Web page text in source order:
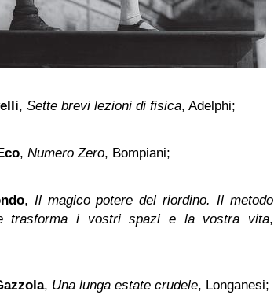
, Sette brevi lezioni di fisica, Adelphi;
, Numero Zero, Bompiani;
, Il magico potere del riordino. Il metodo
trasforma i vostri spazi e la vostra vita,
, Una lunga estate crudele, Longanesi;